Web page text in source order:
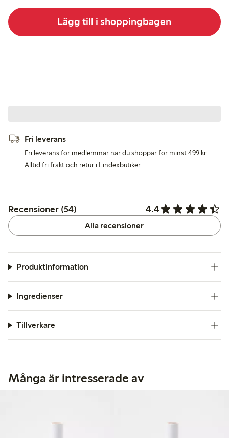
Lägg till i shoppingbagen
Fri leverans
Fri leverans för medlemmar när du shoppar för minst 499 kr.
Alltid fri frakt och retur i Lindexbutiker.
Recensioner (54) 4.4
Alla recensioner
Produktinformation
Ingredienser
Tillverkare
Många är intresserade av